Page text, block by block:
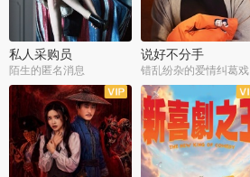
私人采购员
陌生的匿名消息
说好不分手
错乱纷杂的爱情纠葛戏